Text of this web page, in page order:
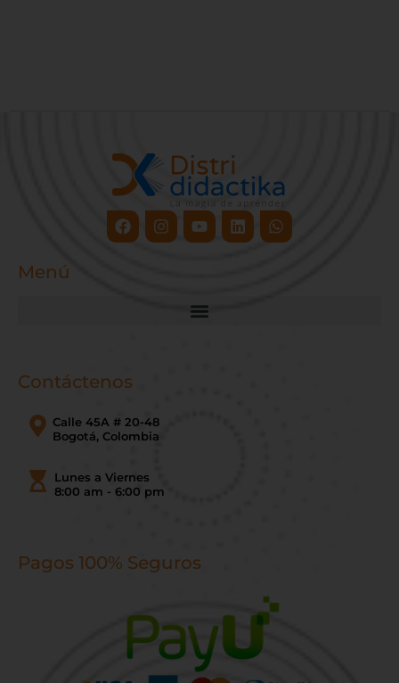
FacebookInstagram
YoutubeLinkedinWhatsapp
Menú
Contáctenos
Calle 45A # 20-48
Bogotá, Colombia
Lunes a Viernes
8:00 am - 6:00 pm
Pagos 100% Seguros